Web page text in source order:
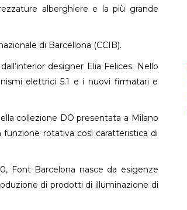
alberghiere e la più grande
di Barcellona (CCIB).
designer Elia Felices. Nello
elettrici 5.1 e i nuovi firmatari e
collezione DO presentata a Milano
rotativa così caratteristica di
Font Barcelona nasce da esigenze
di prodotti di illuminazione di